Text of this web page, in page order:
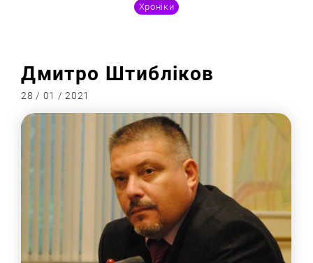
Хроніки
Дмитро Штибліков
28 / 01 / 2021